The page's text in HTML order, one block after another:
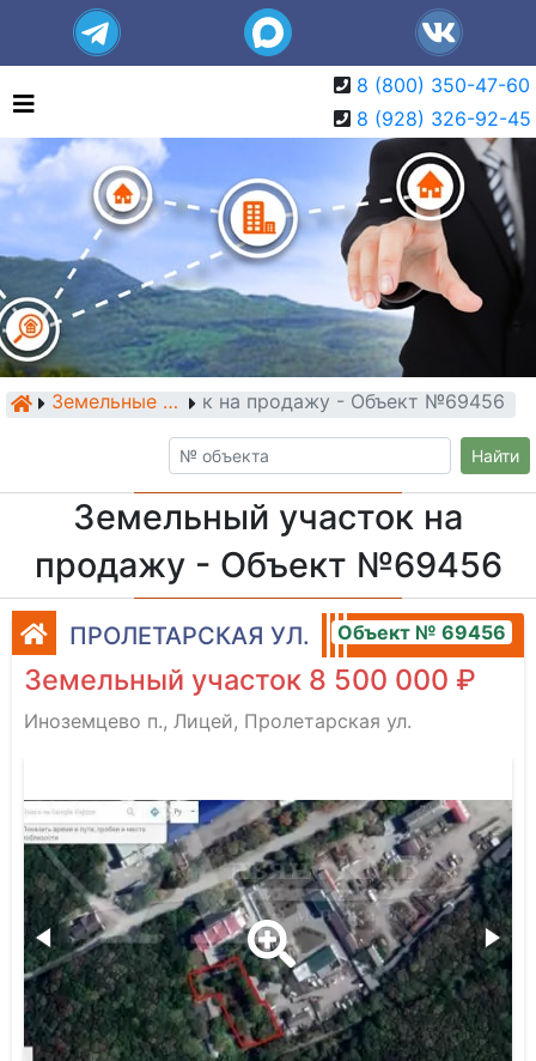
8 (800) 350-47-60
8 (928) 326-92-45
Земельные участки
Земельный участок на продажу - Объект №69456
Найти
Земельный участок на
продажу - Объект №69456
ПРОЛЕТАРСКАЯ УЛ. Объект № 69456
Земельный участок 8 500 000 ₽
Иноземцево п., Лицей, Пролетарская ул.